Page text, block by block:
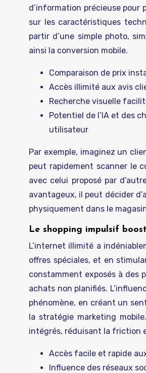
d’information précieuse pour
sur les caractéristiques
partir d’une simple photo,
ainsi la conversion mobile.
Comparaison de prix
Accès illimité aux avis
Recherche visuelle
Potentiel de l’IA et des
utilisateur
Par exemple, imaginez un
peut rapidement scanner le
avec celui proposé par
avantageux, il peut décider
physiquement dans le
Le shopping impulsif
L’internet illimité a
offres spéciales, et en
constamment exposés à des
achats non planifiés.
phénomène, en créant un
la stratégie marketing
intégrés, réduisant la friction
Accès facile et rapide
Influence des réseaux